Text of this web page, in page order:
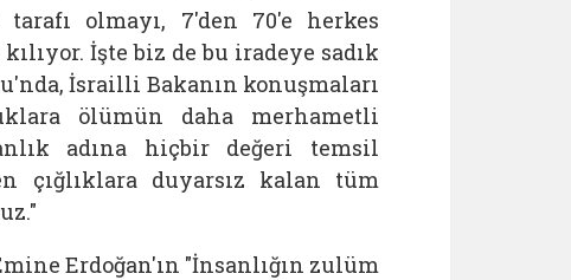
olmayı, 7'den 70'e herkes
İşte biz de bu iradeye sadık
İsrailli Bakanın konuşmaları
ölümün daha merhametli
adına hiçbir değeri temsil
çığlıklara duyarsız kalan tüm
Erdoğan'ın "İnsanlığın zulüm